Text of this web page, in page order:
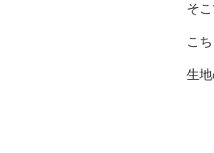
そ
こ
生